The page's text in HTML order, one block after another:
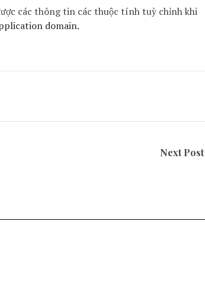
các thông tin các thuộc tính tuỳ chỉnh khi
domain.
Next Post